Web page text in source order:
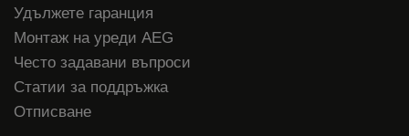
Удължете гаранция
Монтаж на уреди AEG
Често задавани въпроси
Статии за поддръжка
Отписване